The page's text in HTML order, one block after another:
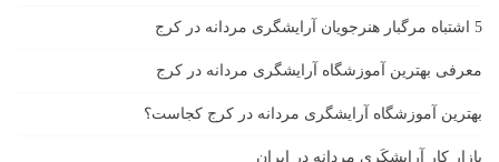
5 اشتباه مرگبار هنرجویان آرایشگری مردانه در کرج
معرفی بهترین آموزشگاه آرایشگری مردانه در کرج
بهترین آموزشگاه آرایشگری مردانه در کرج کجاست؟
بازار كار آرايشكَرى مردانه در ايران